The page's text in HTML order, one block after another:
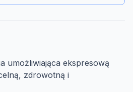
umożliwiająca ekspresową
zdrowotną i